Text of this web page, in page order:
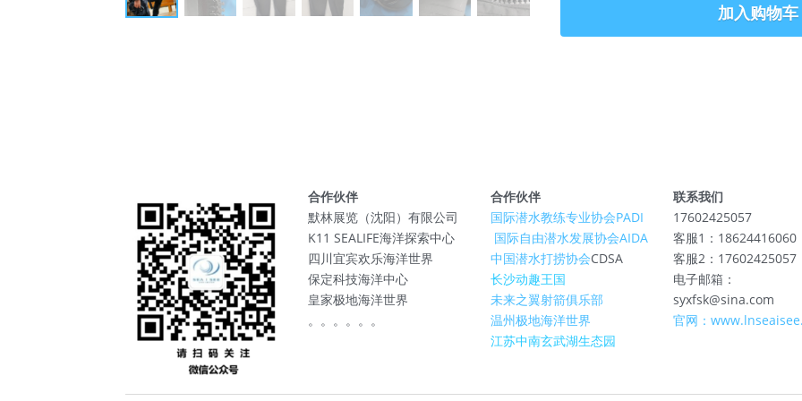
加入购物车
合作伙伴
默林展览（沈阳）有限公司
K11 SEALIFE海洋探索中心
四川宜宾欢乐海洋世界
保定科技海洋中心
皇家极地海洋世界
。。。。。。
合作伙伴
国际潜水教练专业协会PADI
国际自由潜水发展协会AIDA
中国潜水打捞协会CDSA
长沙动趣王国
未来之翼射箭俱乐部
温州极地海洋世界
江苏中南玄武湖生态园
联系我们
17602425057
客服1：18624416060
客服2：17602425057
电子邮箱：
syxfsk@sina.com
官网：